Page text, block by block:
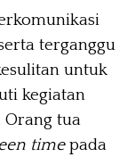
terganggu
untuk
kegiatan
Orang tua
timepada